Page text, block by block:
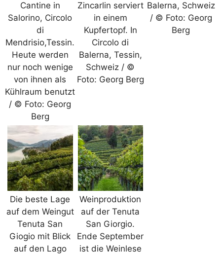
Cantine in
Salorino, Circolo
di
Mendrisio,Tessin.
Heute werden
nur noch wenige
von ihnen als
Kühlraum benutzt
/ © Foto: Georg
Berg
Zincarlin serviert
in einem
Kupfertopf. In
Circolo di
Balerna, Tessin,
Schweiz / ©
Foto: Georg Berg
Balerna, Schweiz
/ © Foto: Georg
Berg
Die beste Lage
auf dem Weingut
Tenuta San
Giogio mit Blick
auf den Lago
Weinproduktion
auf der Tenuta
San Giorgio.
Ende September
ist die Weinlese